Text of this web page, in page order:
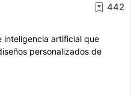
442
inteligencia artificial que
personalizados de